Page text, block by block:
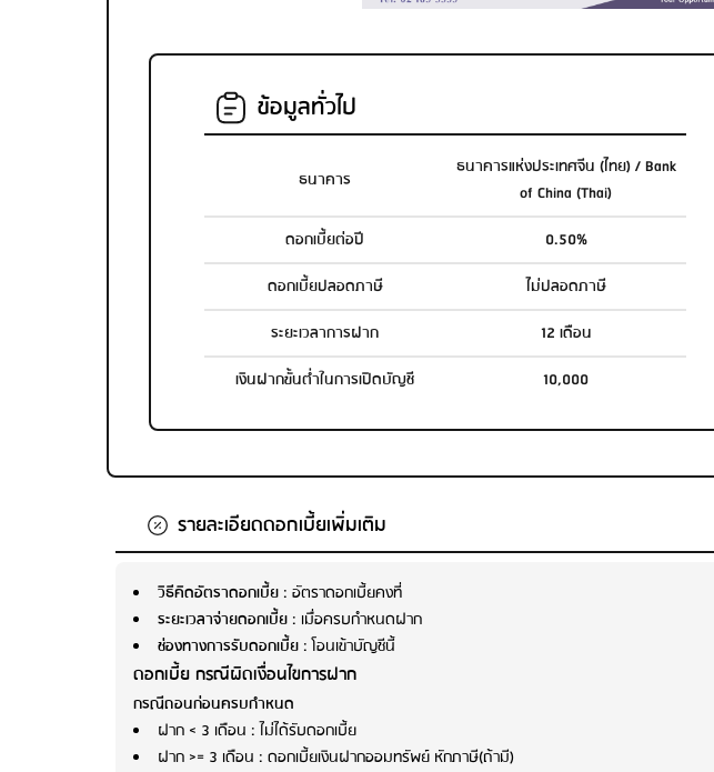
ข้อมูลทั่วไป
ธนาคาร
ธนาคารแห่งประเทศจีน (ไทย) / Bank
of China (Thai)
ดอกเบี้ยต่อปี
0.50%
ดอกเบี้ยปลอดภาษี
ไม่ปลอดภาษี
ระยะเวลาการฝาก
12 เดือน
เงินฝากขั้นต่ำในการเปิดบัญชี
10,000
รายละเอียดดอกเบี้ยเพิ่มเติม
วิธีคิดอัตราดอกเบี้ย : อัตราดอกเบี้ยคงที่
ระยะเวลาจ่ายดอกเบี้ย : เมื่อครบกำหนดฝาก
ช่องทางการรับดอกเบี้ย : โอนเข้าบัญชีนี้
ดอกเบี้ย กรณีผิดเงื่อนไขการฝาก
กรณีถอนก่อนครบกำหนด
ฝาก < 3 เดือน : ไม่ได้รับดอกเบี้ย
ฝาก >= 3 เดือน : ดอกเบี้ยเงินฝากออมทรัพย์ หักภาษี(ถ้ามี)